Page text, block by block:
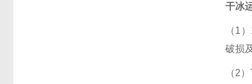
干冰
（1
破损
（2